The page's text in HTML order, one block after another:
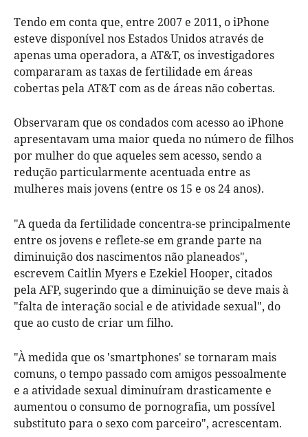
Tendo em conta que, entre 2007 e 2011, o iPhone
esteve disponível nos Estados Unidos através de
apenas uma operadora, a AT&T, os investigadores
compararam as taxas de fertilidade em áreas
cobertas pela AT&T com as de áreas não cobertas.
Observaram que os condados com acesso ao iPhone
apresentavam uma maior queda no número de filhos
por mulher do que aqueles sem acesso, sendo a
redução particularmente acentuada entre as
mulheres mais jovens (entre os 15 e os 24 anos).
"A queda da fertilidade concentra-se principalmente
entre os jovens e reflete-se em grande parte na
diminuição dos nascimentos não planeados",
escrevem Caitlin Myers e Ezekiel Hooper, citados
pela AFP, sugerindo que a diminuição se deve mais à
"falta de interação social e de atividade sexual", do
que ao custo de criar um filho.
"À medida que os 'smartphones' se tornaram mais
comuns, o tempo passado com amigos pessoalmente
e a atividade sexual diminuíram drasticamente e
aumentou o consumo de pornografia, um possível
substituto para o sexo com parceiro", acrescentam.